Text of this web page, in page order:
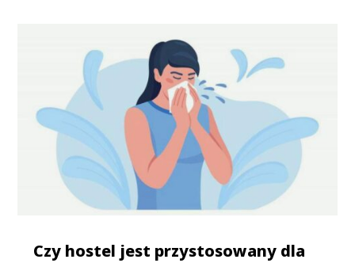
Czy hostel jest przystosowany dla